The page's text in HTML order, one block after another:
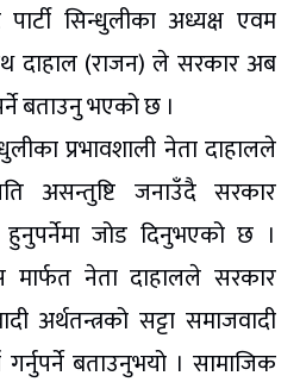
सिन्धुलीका अध्यक्ष एवम
दाहाल (राजन) ले सरकार अब
बताउनु भएको छ ।
प्रभावशाली नेता दाहालले
असन्तुष्टि जनाउँदै सरकार
जोड दिनुभएको छ ।
नेता दाहालले सरकार
अर्थतन्त्रको सट्टा समाजवादी
गर्नुपर्ने बताउनुभयो । सामाजिक